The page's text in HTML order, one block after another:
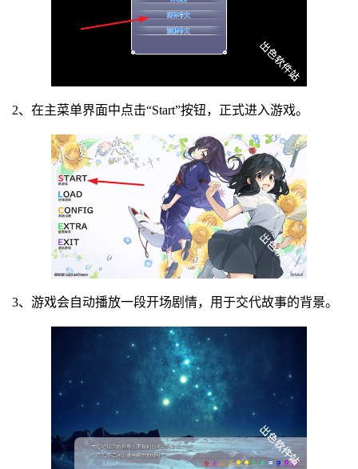
2、在主菜单界面中点击“Start”按钮，正式进入游戏。
3、游戏会自动播放一段开场剧情，用于交代故事的背景。